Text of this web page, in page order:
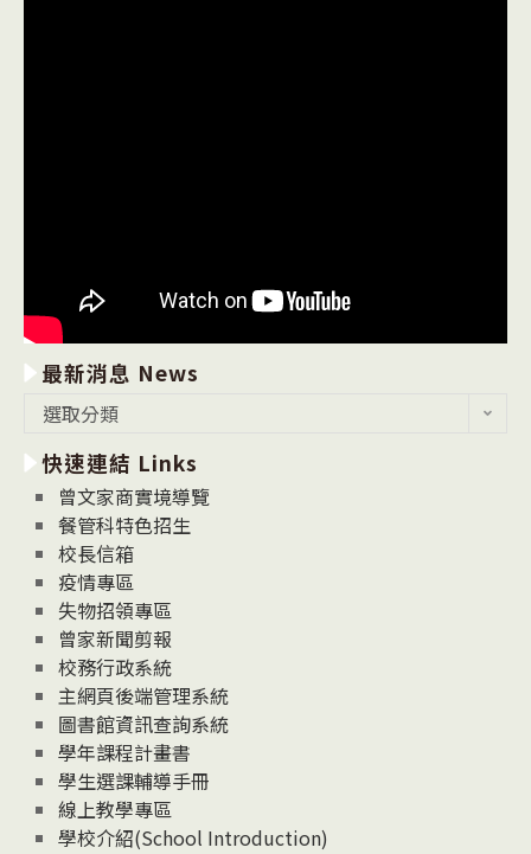
最新消息 News
消
息
News
選取分類
快速連結 Links
曾文家商實境導覽
餐管科特色招生
校長信箱
疫情專區
失物招領專區
曾家新聞剪報
校務行政系統
主網頁後端管理系統
圖書館資訊查詢系統
學年課程計畫書
學生選課輔導手冊
線上教學專區
學校介紹(School Introduction)